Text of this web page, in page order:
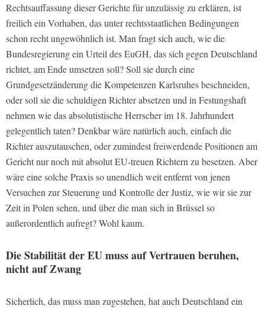
Rechtsauffassung dieser Gerichte für unzulässig zu erklären, ist
freilich ein Vorhaben, das unter rechtsstaatlichen Bedingungen
schon recht ungewöhnlich ist. Man fragt sich auch, wie die
Bundesregierung ein Urteil des EuGH, das sich gegen Deutschland
richtet, am Ende umsetzen soll? Soll sie durch eine
Grundgesetzänderung die Kompetenzen Karlsruhes beschneiden,
oder soll sie die schuldigen Richter absetzen und in Festungshaft
nehmen wie das absolutistische Herrscher im 18. Jahrhundert
gelegentlich taten? Denkbar wäre natürlich auch, einfach die
Richter auszutauschen, oder zumindest freiwerdende Positionen am
Gericht nur noch mit absolut EU-treuen Richtern zu besetzen. Aber
wäre eine solche Praxis so unendlich weit entfernt von jenen
Versuchen zur Steuerung und Kontrolle der Justiz, wie wir sie zur
Zeit in Polen sehen, und über die man sich in Brüssel so
außerordentlich aufregt? Wohl kaum.
Die Stabilität der EU muss auf Vertrauen beruhen,
nicht auf Zwang
Sicherlich, das muss man zugestehen, hat auch Deutschland ein